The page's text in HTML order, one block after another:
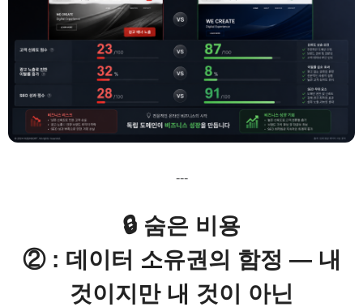
---
🔒 숨은 비용
② : 데이터 소유권의 함정 — 내
것이지만 내 것이 아닌